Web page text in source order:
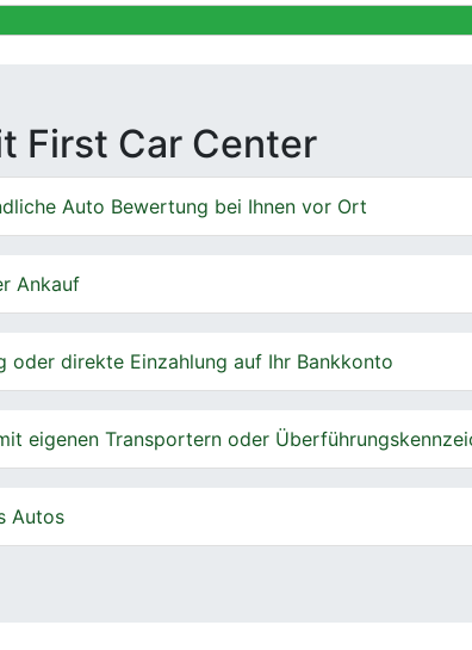
First Car Center
Auto Bewertung bei Ihnen vor Ort
Ankauf
oder direkte Einzahlung auf Ihr Bankkonto
eigenen Transportern oder
Autos